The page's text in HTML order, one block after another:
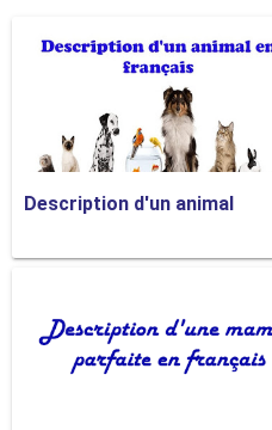
Pizzeria :C'est bien ça. Ça va?
Oui, c'est super.
Autre chose?
Cliente :Oui, je voudrai une
Pizzeria :C'est noté. Ensuite?
Pizzeria :Ça fait un total de
Pizzeria :Dans une vingtaine
Cliente :Très bien, merci.
Description d'un animal